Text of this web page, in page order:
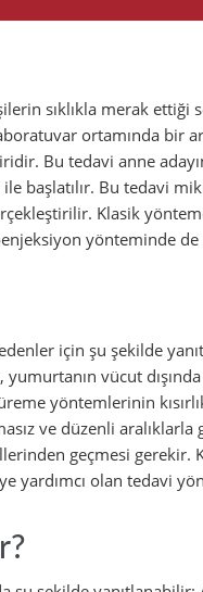
sıklıkla merak ettiği
ortamında bir
Bu tedavi anne
başlatılır. Bu tedavi
Klasik
yönteminde
için şu şekilde
vücut
yöntemlerinin
ve düzenli
geçmesi gerekir.
yardımcı olan tedavi